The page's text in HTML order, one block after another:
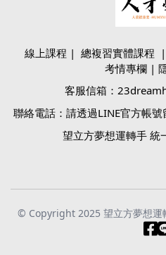
線上課程 | 總複習實體課程 |
考情專欄 |
客服信箱：
聯絡電話：請透過LINE官方帳
望立方夢想運轉手
© Copyright 2025 望立方夢想